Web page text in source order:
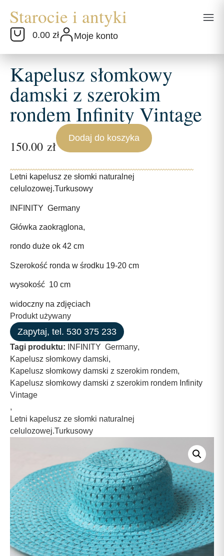
0.00 zł Moje konto
Kapelusz słomkowy
damski z szerokim
rondem Infinity Vintage
150.00 zł
Dodaj do koszyka
Letni kapelusz ze słomki naturalnej
celulozowej.Turkusowy
INFINITY Germany
Główka zaokrąglona,
rondo duże ok 42 cm
Szerokość ronda w środku 19-20 cm
wysokość 10 cm
widoczny na zdjęciach
Produkt używany
Zapytaj, tel. 530 375 233
Tagi produktu: INFINITY Germany,
Kapelusz słomkowy damski,
Kapelusz słomkowy damski z szerokim rondem,
Kapelusz słomkowy damski z szerokim rondem Infinity
Vintage
,
Letni kapelusz ze słomki naturalnej
celulozowej.Turkusowy